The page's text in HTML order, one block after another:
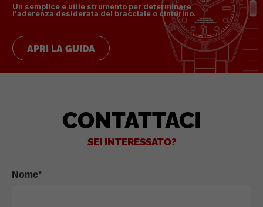
Un semplice e utile strumento per determinare
l'aderenza desiderata del bracciale o cinturino.
APRI LA GUIDA
CONTATTACI
SEI INTERESSATO?
Nome*